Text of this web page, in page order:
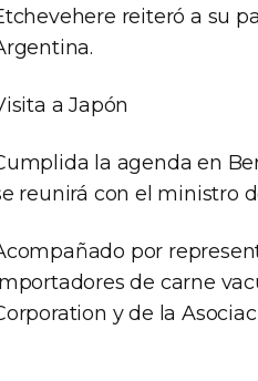
reiteró a su
a Japón
la agenda en
reunirá con el ministro
por
de carne
y de la